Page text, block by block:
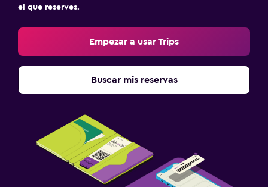
Comedor
Restaurante
Salud y seguridad
Cámaras CCTV en zonas comunes
Seguridad las 24 horas
el que reserves.
Empezar a usar Trips
Buscar mis reservas